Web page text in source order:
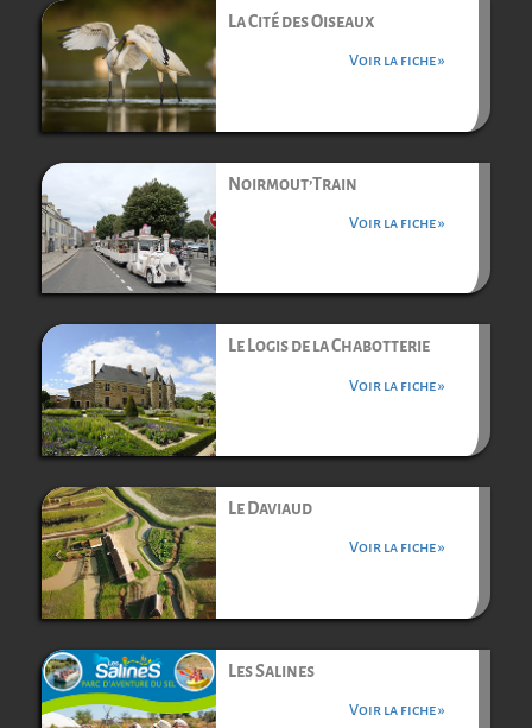
La Cité des Oiseaux
Voir la fiche »
Noirmout’Train
Voir la fiche »
Le Logis de la Chabotterie
Voir la fiche »
Le Daviaud
Voir la fiche »
Les Salines
Voir la fiche »